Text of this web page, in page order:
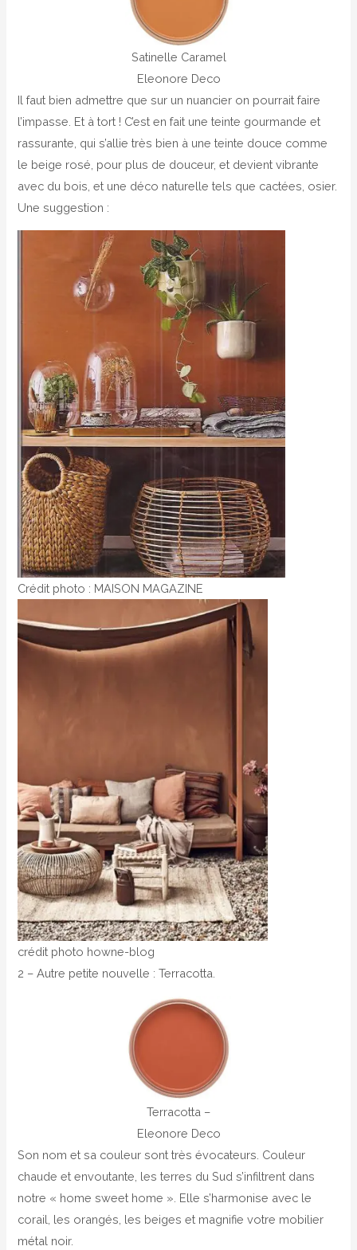
Satinelle Caramel
Eleonore Deco
Il faut bien admettre que sur un nuancier on pourrait faire
l’impasse. Et à tort ! C’est en fait une teinte gourmande et
rassurante, qui s’allie très bien à une teinte douce comme
le beige rosé, pour plus de douceur, et devient vibrante
avec du bois, et une déco naturelle tels que cactées, osier.
Une suggestion :
Crédit photo : MAISON MAGAZINE
crédit photo howne-blog
2 – Autre petite nouvelle : Terracotta.
Terracotta –
Eleonore Deco
Son nom et sa couleur sont très évocateurs. Couleur
chaude et envoutante, les terres du Sud s’infiltrent dans
notre « home sweet home ». Elle s’harmonise avec le
corail, les orangés, les beiges et magnifie votre mobilier
métal noir.